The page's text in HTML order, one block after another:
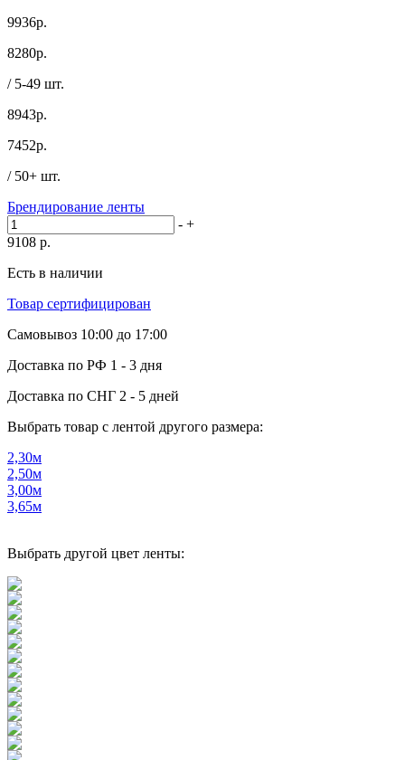
9936р.
8280р.
/ 5-49 шт.
8943р.
7452р.
/ 50+ шт.
Брендирование ленты
- +
9108 р.
Есть в наличии
Товар сертифицирован
Самовывоз 10:00 до 17:00
Доставка по РФ 1 - 3 дня
Доставка по СНГ 2 - 5 дней
Выбрать товар с лентой другого размера:
2,30м
2,50м
3,00м
3,65м
Выбрать другой цвет ленты: